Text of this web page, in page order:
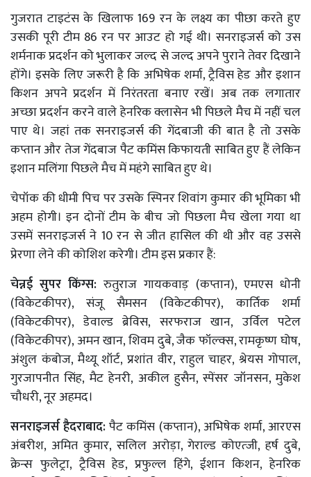
गुजरात टाइटंस के खिलाफ 169 रन के लक्ष्य का पीछा करते हुए
उसकी पूरी टीम 86 रन पर आउट हो गई थी। सनराइजर्स को उस
शर्मनाक प्रदर्शन को भुलाकर जल्द से जल्द अपने पुराने तेवर दिखाने
होंगे। इसके लिए जरूरी है कि अभिषेक शर्मा, ट्रैविस हेड और इशान
किशन अपने प्रदर्शन में निरंतरता बनाए रखें। अब तक लगातार
अच्छा प्रदर्शन करने वाले हेनरिक क्लासेन भी पिछले मैच में नहीं चल
पाए थे। जहां तक सनराइजर्स की गेंदबाजी की बात है तो उसके
कप्तान और तेज गेंदबाज पैट कमिंस किफायती साबित हुए हैं लेकिन
इशान मलिंगा पिछले मैच में महंगे साबित हुए थे।
चेपॉक की धीमी पिच पर उसके स्पिनर शिवांग कुमार की भूमिका भी
अहम होगी। इन दोनों टीम के बीच जो पिछला मैच खेला गया था
उसमें सनराइजर्स ने 10 रन से जीत हासिल की थी और वह उससे
प्रेरणा लेने की कोशिश करेगी। टीम इस प्रकार हैं:
चेन्नई सुपर किंग्स: रुतुराज गायकवाड़ (कप्तान), एमएस धोनी
(विकेटकीपर), संजू सैमसन (विकेटकीपर), कार्तिक शर्मा
(विकेटकीपर), डेवाल्ड ब्रेविस, सरफराज खान, उर्विल पटेल
(विकेटकीपर), अमन खान, शिवम दुबे, जैक फॉल्क्स, रामकृष्ण घोष,
अंशुल कंबोज, मैथ्यू शॉर्ट, प्रशांत वीर, राहुल चाहर, श्रेयस गोपाल,
गुरजापनीत सिंह, मैट हेनरी, अकील हुसैन, स्पेंसर जॉनसन, मुकेश
चौधरी, नूर अहमद।
सनराइजर्स हैदराबाद:पैट कमिंस (कप्तान), अभिषेक शर्मा, आरएस
अंबरीश, अमित कुमार, सलिल अरोड़ा, गेराल्ड कोएत्जी, हर्ष दुबे,
क्रेन्स फुलेट्रा, ट्रैविस हेड, प्रफुल्ल हिंगे, ईशान किशन, हेनरिक